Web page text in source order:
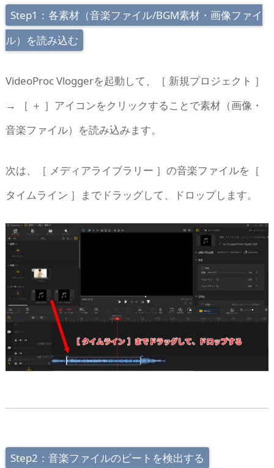
Step1：各素材（音楽ファイル/BGM素材・画像ファイ
ル）を読み込む
VideoProc Vloggerを起動して、［ 新規プロジェクト ］
→ ［ ＋ ］アイコンをクリックすることで素材（画像・
音楽ファイル）を読み込みます。
次は、［ メディアライブラリー ］の音楽ファイルを［
タイムライン ］までドラッグして、ドロップします。
Step2：音楽ファイルのビートを検出する